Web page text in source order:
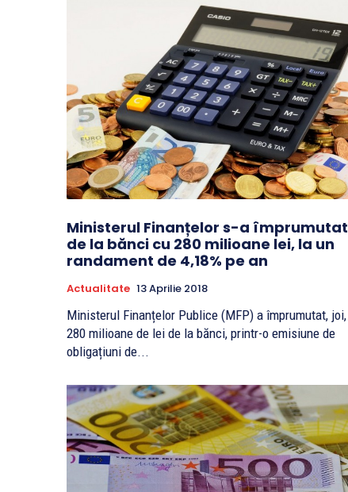
Ministerul Finanțelor s-a împrumutat
de la bănci cu 280 milioane lei, la un
randament de 4,18% pe an
Actualitate 13 Aprilie 2018
Ministerul Finanțelor Publice (MFP) a împrumutat, joi,
280 milioane de lei de la bănci, printr-o emisiune de
obligațiuni de...